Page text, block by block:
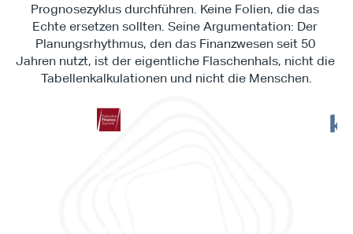
Prognosezyklus durchführen. Keine Folien, die das
Echte ersetzen sollten. Seine Argumentation: Der
Planungsrhythmus, den das Finanzwesen seit 50
Jahren nutzt, ist der eigentliche Flaschenhals, nicht die
Tabellenkalkulationen und nicht die Menschen.